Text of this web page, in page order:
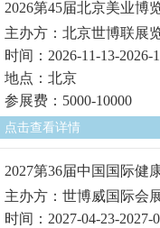
2026第45届北京美业博
主办方：北京世博联展
时间：2026-11-13-2026-
地点：北京
参展费：5000-10000
点击查看详情
2027第36届中国国际健
主办方：世博威国际会
时间：2027-04-23-2027-